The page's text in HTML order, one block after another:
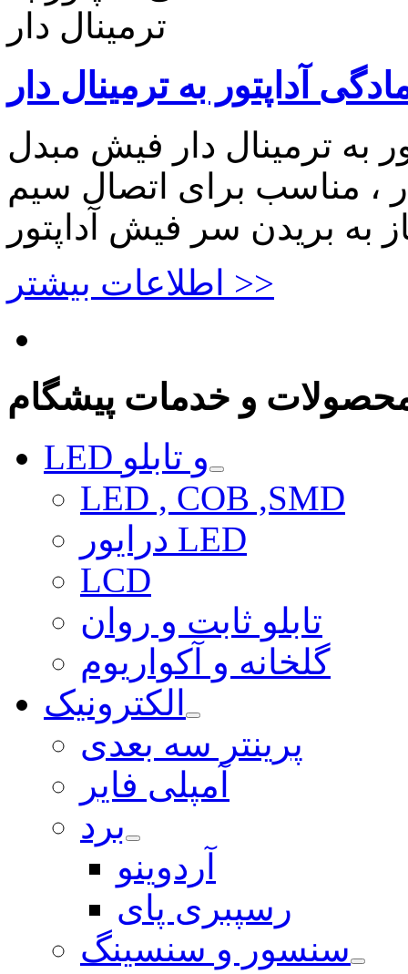
آداپتور به ترمینال دار
به ترمینال دار فیش مبدل
، مناسب برای اتصال سیم
به بریدن سر فیش آداپتور
اطلاعات بیشتر >>
و خدمات پیشگام
LED و تابلو
LED , COB ,SMD
درایور LED
LCD
تابلو ثابت و روان
گلخانه و آکواریوم
الکترونیک
پرینتر سه بعدی
آمپلی فایر
برد
آردوینو
رسپبری پای
سنسور و سنسینگ